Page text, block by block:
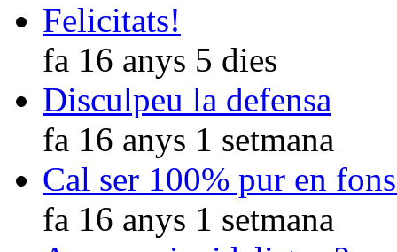
Felicitats!
fa 16 anys 5 dies
Disculpeu la defensa
fa 16 anys 1 setmana
Cal ser 100% pur en
fa 16 anys 1 setmana